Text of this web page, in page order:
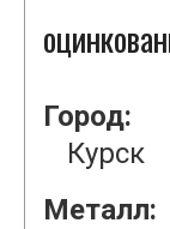
Город:
Курск
Металл: